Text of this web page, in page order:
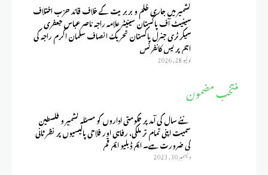
کشمیر میں جاری ظلم و بربریت کے خلاف قائد حزب اختلاف
سینیٹ آف پاکستان سینیٹر علامہ راجہ ناصر عباس جعفری
سیکرٹری جنرل پاکستان تحریک انصاف سلمان اکرم راجہ کی
اہم پریس کانفرنس
يوليو 28, 2026
منتخب مضمون
نئے سال کی آمد پر حکومتی اداروں کو مسئلہ کشمیر و فلسطین
سمیت اپنی تمام تر ملکی، رفاہی اور فلاحی پالیسیوں پر نظر ثانی
کی ضرورت ہے۔ ایم ڈبلیو ایم قم
ديسمبر 30, 2023